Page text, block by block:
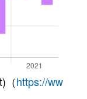
（https://ww